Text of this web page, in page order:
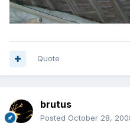
Quote
brutus
Posted October 28,